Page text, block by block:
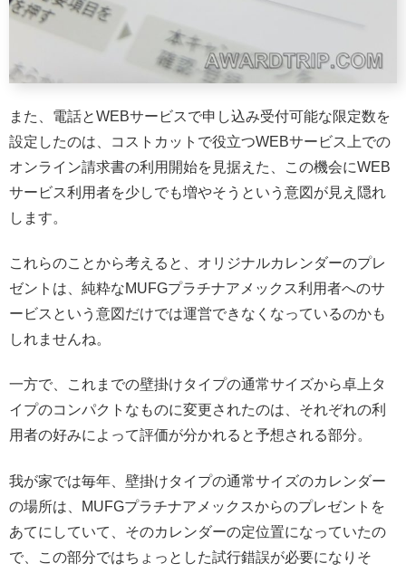
また、電話とWEBサービスで申し込み受付可能な限定数を
設定したのは、コストカットで役立つWEBサービス上での
オンライン請求書の利用開始を見据えた、この機会にWEB
サービス利用者を少しでも増やそうという意図が見え隠れ
します。
これらのことから考えると、オリジナルカレンダーのプレ
ゼントは、純粋なMUFGプラチナアメックス利用者へのサ
ービスという意図だけでは運営できなくなっているのかも
しれませんね。
一方で、これまでの壁掛けタイプの通常サイズから卓上タ
イプのコンパクトなものに変更されたのは、それぞれの利
用者の好みによって評価が分かれると予想される部分。
我が家では毎年、壁掛けタイプの通常サイズのカレンダー
の場所は、MUFGプラチナアメックスからのプレゼントを
あてにしていて、そのカレンダーの定位置になっていたの
で、この部分ではちょっとした試行錯誤が必要になりそ